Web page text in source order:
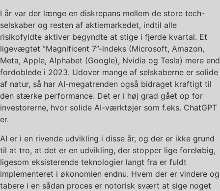
I år var der længe en diskrepans mellem de store tech-
selskaber og resten af aktiemarkedet, indtil alle
risikofyldte aktiver begyndte at stige i fjerde kvartal. Et
ligevægtet ”Magnificent 7”-indeks (Microsoft, Amazon,
Meta, Apple, Alphabet (Google), Nvidia og Tesla) mere end
fordoblede i 2023. Udover mange af selskaberne er solide
af natur, så har AI-megatrenden også bidraget kraftigt til
den stærke performance. Det er i høj grad gået op for
investorerne, hvor solide AI-værktøjer som f.eks. ChatGPT
er.
AI er i en rivende udvikling i disse år, og der er ikke grund
til at tro, at det er en udvikling, der stopper lige foreløbig,
ligesom eksisterende teknologier langt fra er fuldt
implementeret i økonomien endnu. Hvem der er vindere og
tabere i en sådan proces er notorisk svært at sige noget